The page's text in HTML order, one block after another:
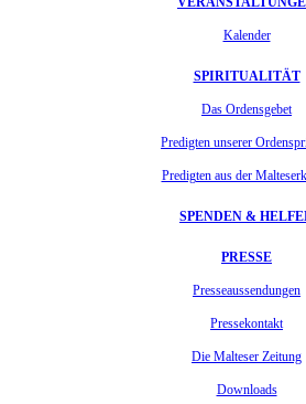
Kalender
SPIRITUALITÄT
Das Ordensgebet
Predigten unserer
Predigten aus der
SPENDEN &
PRESSE
Presseaussendungen
Pressekontakt
Die Malteser Zeitung
Downloads